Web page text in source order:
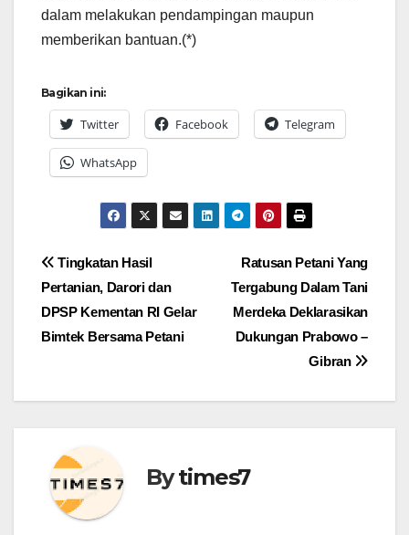
dalam melakukan pendampingan maupun
memberikan bantuan.(*)
Bagikan ini:
Twitter Facebook Telegram
WhatsApp
Navigasi
pos
Ratusan Petani Yang
Tergabung Dalam Tani
Merdeka Deklarasikan
Dukungan Prabowo –
Gibran
Tingkatan Hasil
Pertanian, Darori dan
DPSP Kementan RI Gelar
Bimtek Bersama Petani
Bytimes7